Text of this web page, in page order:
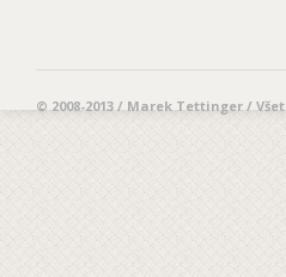
© 2008-2013 / Marek Tettinger /